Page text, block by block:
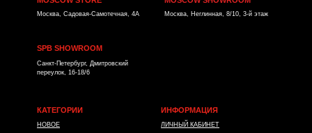
Москва, Садовая-Самотечная, 4А Москва, Неглинная, 8/10, 3-й этаж
SPB SHOWROOM
Санкт-Петербург, Дмитровский
переулок, 16-18/6
КАТЕГОРИИ
НОВОЕ ЛИЧНЫЙ КАБИНЕТ
ИНФОРМАЦИЯ